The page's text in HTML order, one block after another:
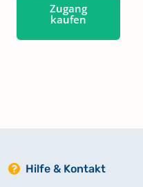
Zugang
kaufen
Hilfe & Kontakt